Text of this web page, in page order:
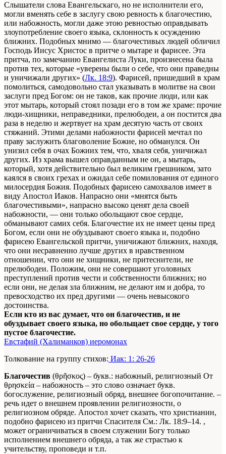
Слышатели слова Евангельскаго, но не исполнители его,
могли вменять себе в заслугу свою ревность к благочестию,
или набожность, могли даже этою ревностью оправдывать
злоупотребление своего языка, склонность к осуждению
ближних. Подобных мнимо — благочестивых людей обличил
Господь Иисус Христос в притче о мытаре и фарисее. Эта
притча, по замечанию Евангелиста Луки, произнесена была
против тех, которые «уверены были о себе, что они праведны
и уничижали других» (Лк. 18:9). Фарисей, пришедший в храм
помолиться, самодовольно стал указывать в молитве на свои
заслуги пред Богом: он не таков, как прочие люди, или как
этот мытарь, который стоял позади его в том же храме: прочие
люди-хищники, неправедники, прелюбодеи, а он постится два
раза в неделю и жертвует на храм десятую часть от своих
стяжаний. Этими делами набожности фарисей мечтал по
праву заслужить благоволение Божие, но обманулся. Он
унизил себя в очах Божиих тем, что, хваля себя, уничижал
других. Из храма вышел оправданным не он, а мытарь,
который, хотя действительно был великим грешником, зато
каялся в своих грехах и ожидал себе помилования от единого
милосердия Божия. Подобных фарисею самохвалов имеет в
виду Апостол Иаков. Напрасно они «мнятся быть
благочестивыми», напрасно высоко ценят дела своей
набожности, — они только обольщают свое сердце,
обманывают самих себя. Благочестие их не имеет цены пред
Богом, если они не обуздывают своего языка и, подобно
фарисею Евангельской притчи, уничижают ближних, находя,
что они несравненно лучше других в нравственном
отношении, что они не хищники, не притеснители, не
прелюбодеи. Положим, они не совершают уголовных
преступлений против чести и собственности ближних; но
если они, не делая зла ближним, не делают им и добра, то
превосходство их пред другими — очень невысокого
достоинства.
Если кто из вас думает, что он благочестив, и не
обуздывает своего языка, но обольщает свое сердце, у того
пустое благочестие.
Евстафий (Халиманков) иеромонах
Толкование на группу стихов: Иак: 1: 26-26
Благочестив (θρῆσκος) – букв.: набожный, религиозный От
θρησκεία – набожность – это слово означает букв.
богослужение, религиозный обряд, внешнее богопочитание. –
речь идет о внешнем проявлении религиозности, о
религиозном обряде. Апостол хочет сказать, что христианин,
подобно фарисею из притчи Спасителя См.: Лк. 18:9–14. ,
может ограничиваться в своем служении Богу только
исполнением внешнего обряда, а так же страстью к
учительству, проповеди и т.п.